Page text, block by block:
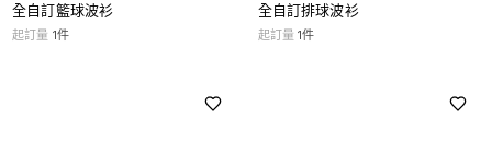
全自訂籃球波衫
起訂量 1件
全自訂排球波衫
起訂量 1件